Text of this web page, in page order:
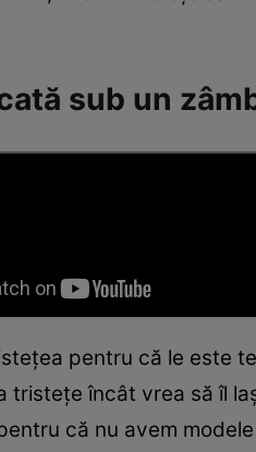
sub un
pentru că le este
încât vrea să îl
că nu avem